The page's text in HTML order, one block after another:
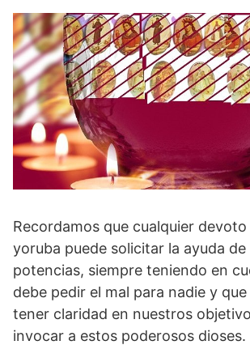
Recordamos que cualquier
yoruba puede solicitar la ayuda de
potencias, siempre teniendo en
debe pedir el mal para nadie y
tener claridad en nuestros
invocar a estos poderosos dioses.